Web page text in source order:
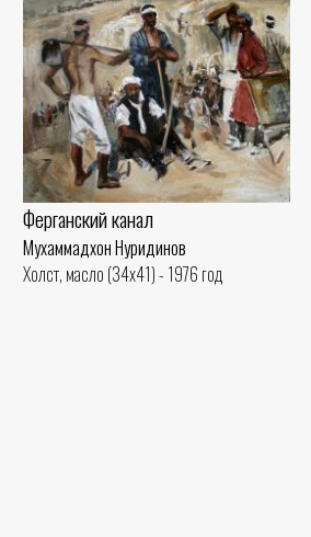
Ферганский канал
Мухаммадхон Нуридинов
Холст, масло (34x41) - 1976 год